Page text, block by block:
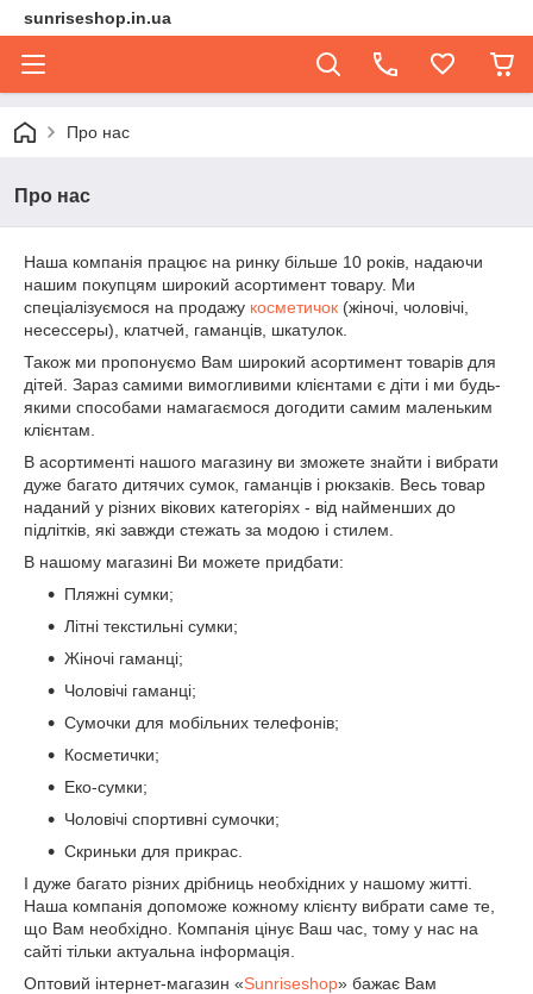
sunriseshop.in.ua
Про нас
Про нас
Наша компанія працює на ринку більше 10 років, надаючи
нашим покупцям широкий асортимент товару. Ми
спеціалізуємося на продажу косметичок (жіночі, чоловічі,
несессеры), клатчей, гаманців, шкатулок.
Також ми пропонуємо Вам широкий асортимент товарів для
дітей. Зараз самими вимогливими клієнтами є діти і ми будь-
якими способами намагаємося догодити самим маленьким
клієнтам.
В асортименті нашого магазину ви зможете знайти і вибрати
дуже багато дитячих сумок, гаманців і рюкзаків. Весь товар
наданий у різних вікових категоріях - від найменших до
підлітків, які завжди стежать за модою і стилем.
В нашому магазині Ви можете придбати:
Пляжні сумки;
Літні текстильні сумки;
Жіночі гаманці;
Чоловічі гаманці;
Сумочки для мобільних телефонів;
Косметички;
Еко-сумки;
Чоловічі спортивні сумочки;
Скриньки для прикрас.
І дуже багато різних дрібниць необхідних у нашому житті.
Наша компанія допоможе кожному клієнту вибрати саме те,
що Вам необхідно. Компанія цінує Ваш час, тому у нас на
сайті тільки актуальна інформація.
Оптовий інтернет-магазин «Sunriseshop» бажає Вам